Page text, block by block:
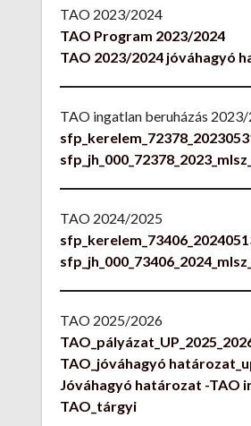
TAO 2023/2024
TAO Program 2023/2024
TAO 2023/2024 jóváhagyó
TAO ingatlan beruházás
TAO 2024/2025
TAO 2025/2026
TAO_jóváhagyó
Jóváhagyó határozat -TAO
TAO_tárgyi